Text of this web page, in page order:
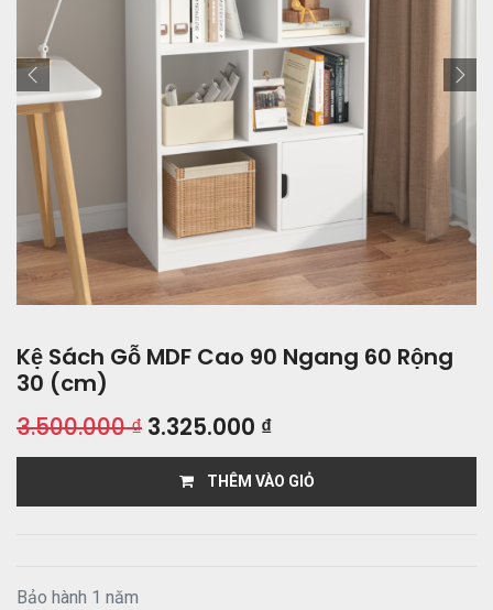
Kệ Sách Gỗ MDF Cao 90 Ngang 60 Rộng
30 (cm)
3.500.000₫ 3.325.000 ₫
THÊM VÀO GIỎ
Bảo hành 1 năm